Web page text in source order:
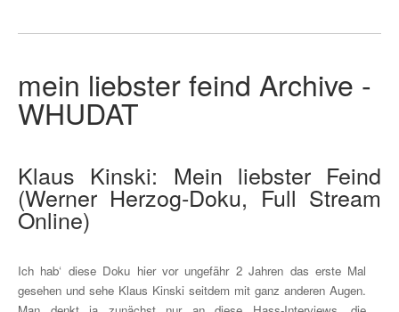
mein liebster feind Archive -
WHUDAT
Klaus Kinski: Mein liebster Feind
(Werner Herzog-Doku, Full Stream
Online)
Ich hab‘ diese Doku hier vor ungefähr 2 Jahren das erste Mal
gesehen und sehe Klaus Kinski seitdem mit ganz anderen Augen.